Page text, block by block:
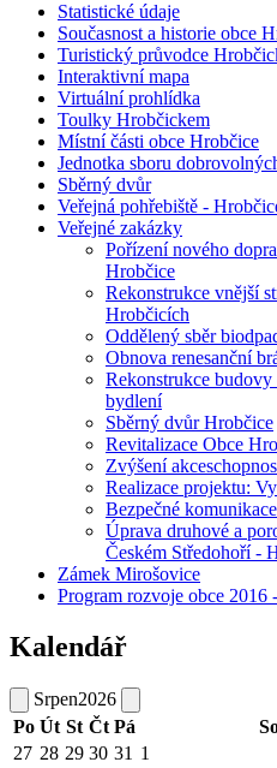
Statistické údaje
Současnost a historie obce
Turistický průvodce
Interaktivní mapa
Virtuální prohlídka
Toulky Hrobčickem
Místní části obce Hrobčice
Jednotka sboru
Sběrný dvůr
Veřejná pohřebiště -
Veřejné zakázky
Pořízení nového
Hrobčice
Rekonstrukce vnější
Hrobčicích
Oddělený sběr
Obnova renesanční
Rekonstrukce
bydlení
Sběrný dvůr Hrobčice
Revitalizace Obce
Zvýšení
Realizace projektu:
Bezpečné
Úprava druhové a
Českém Středohoří -
Zámek Mirošovice
Program rozvoje obce 2016
Kalendář
Srpen2026
Po Út St Čt Pá
27 28 29 30 31 1